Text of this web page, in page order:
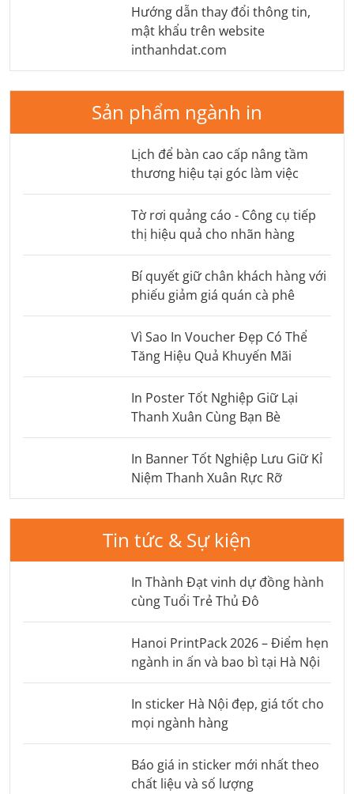
Hướng dẫn thay đổi thông tin,
mật khẩu trên website
inthanhdat.com
Sản phẩm ngành in
Lịch để bàn cao cấp nâng tầm
thương hiệu tại góc làm việc
Tờ rơi quảng cáo - Công cụ tiếp
thị hiệu quả cho nhãn hàng
Bí quyết giữ chân khách hàng với
phiếu giảm giá quán cà phê
Vì Sao In Voucher Đẹp Có Thể
Tăng Hiệu Quả Khuyến Mãi
In Poster Tốt Nghiệp Giữ Lại
Thanh Xuân Cùng Bạn Bè
In Banner Tốt Nghiệp Lưu Giữ Kỉ
Niệm Thanh Xuân Rực Rỡ
Tin tức & Sự kiện
In Thành Đạt vinh dự đồng hành
cùng Tuổi Trẻ Thủ Đô
Hanoi PrintPack 2026 – Điểm hẹn
ngành in ấn và bao bì tại Hà Nội
In sticker Hà Nội đẹp, giá tốt cho
mọi ngành hàng
Báo giá in sticker mới nhất theo
chất liệu và số lượng